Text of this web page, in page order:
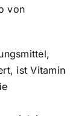
von
ist Vitamin